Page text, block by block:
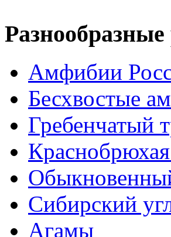
Амфибии
Бесхвостые
Гребенчатый
Сибирский
Агамы